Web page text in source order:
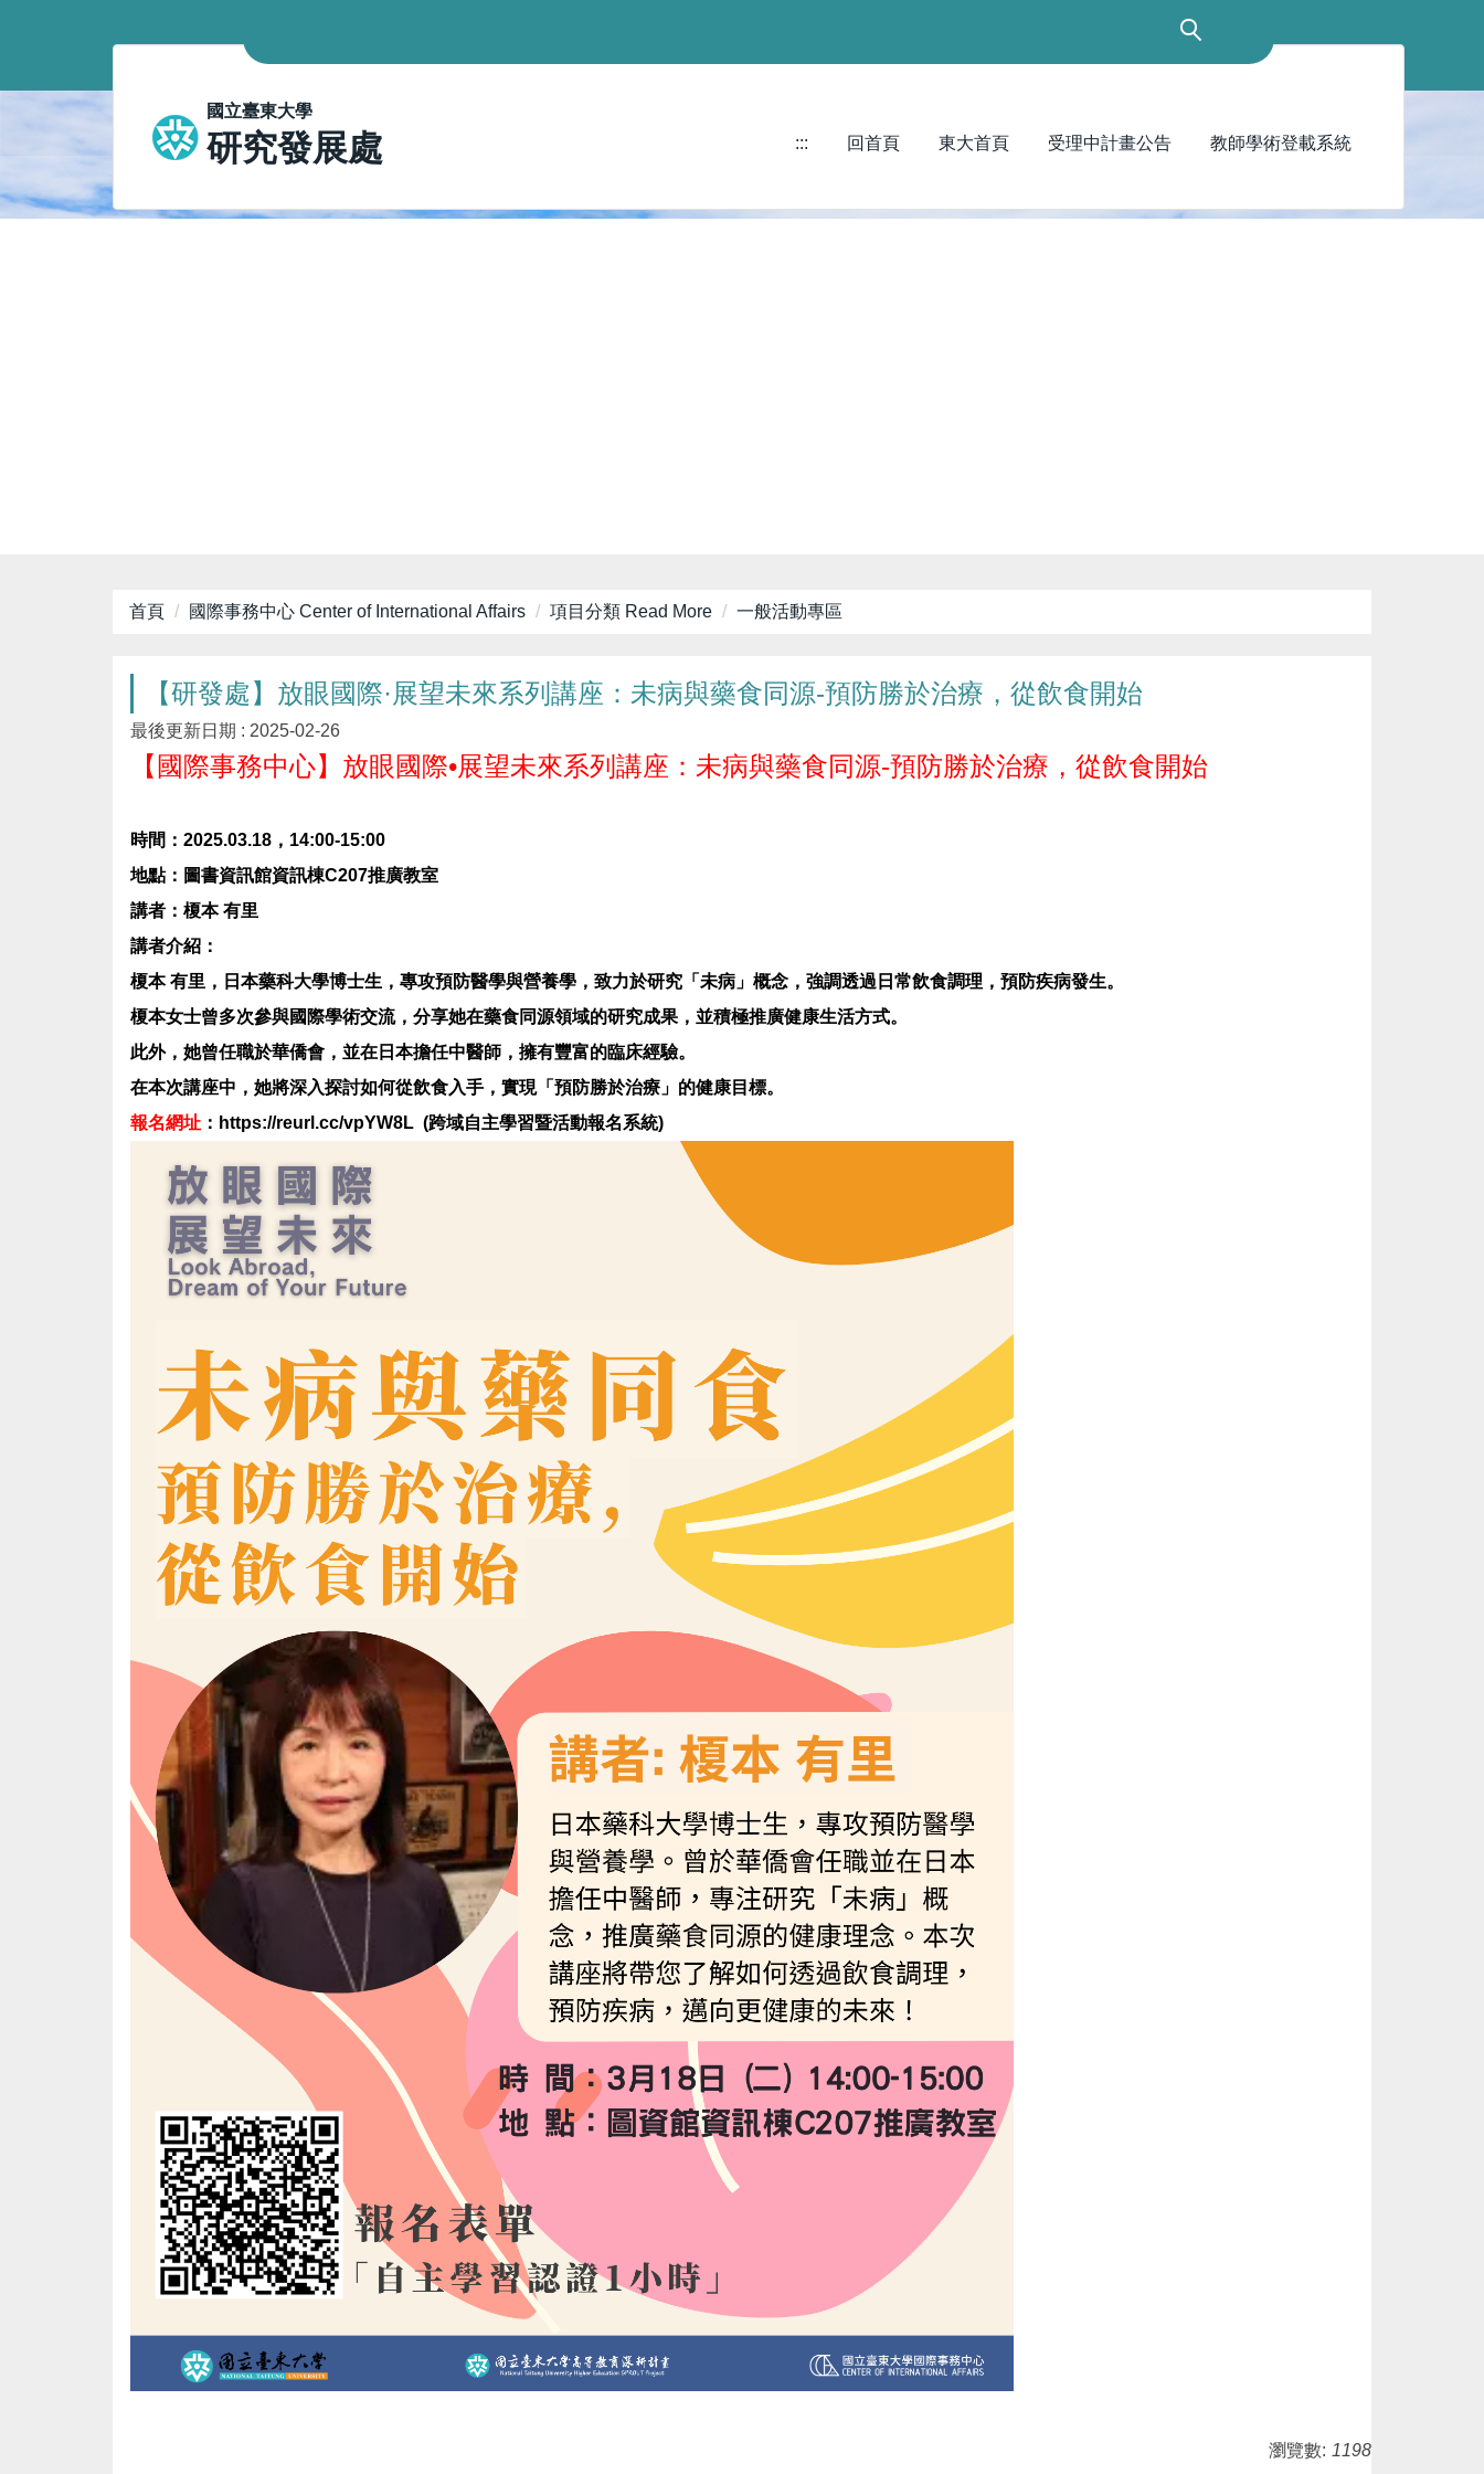
要
國立臺東大學
研究發展處 ::: 回首頁 東大首頁 受理中計畫公告 教師學術登載系統
首頁 國際事務中心 Center of International Affairs 項目分類 Read More 一般活動專區
【研發處】放眼國際·展望未來系列講座：未病與藥食同源-預防勝於治療，從飲食開始
最後更新日期 : 2025-02-26
【國際事務中心】放眼國際•展望未來系列講座：未病與藥食同源-預防勝於治療，從飲食開始
時間：2025.03.18，14:00-15:00
地點：圖書資訊館資訊棟C207推廣教室
講者：榎本 有里
講者介紹：
榎本 有里，日本藥科大學博士生，專攻預防醫學與營養學，致力於研究「未病」概念，強調透過日常飲食調理，預防疾病發生。
榎本女士曾多次參與國際學術交流，分享她在藥食同源領域的研究成果，並積極推廣健康生活方式。
此外，她曾任職於華僑會，並在日本擔任中醫師，擁有豐富的臨床經驗。
在本次講座中，她將深入探討如何從飲食入手，實現「預防勝於治療」的健康目標。
報名網址 ： https://reurl.cc/vpYW8L (跨域自主學習暨活動報名系統)
瀏覽數: 1198